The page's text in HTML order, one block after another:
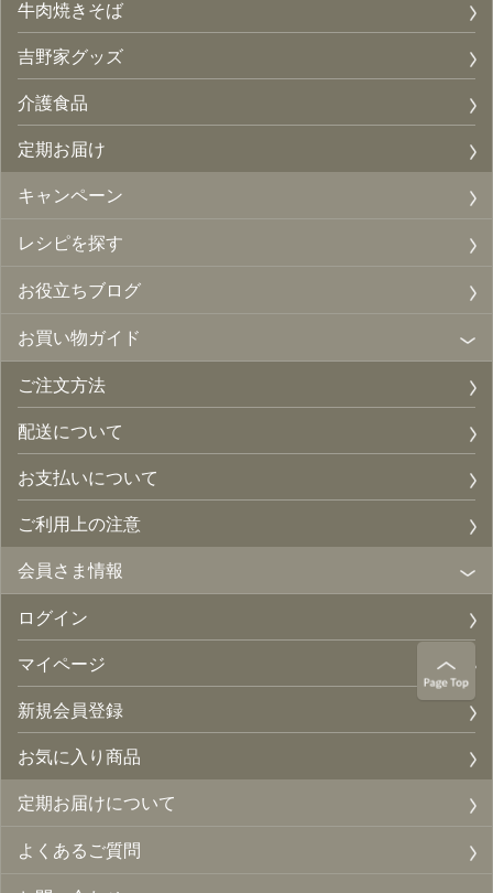
牛肉焼きそば
吉野家グッズ
介護食品
定期お届け
キャンペーン
レシピを探す
お役立ちブログ
お買い物ガイド
ご注文方法
配送について
お支払いについて
ご利用上の注意
会員さま情報
ログイン
マイページ
新規会員登録
お気に入り商品
定期お届けについて
よくあるご質問